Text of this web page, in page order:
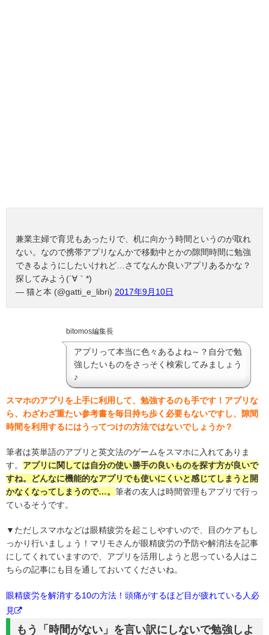
兼業主婦で育児もあったりで、机に向かう時間というのが取れ
ない。なので携帯アプリなんかで移動中とかの隙間時間に勉強
できるようにしたいけれど…さてなんか良いアプリあるかな？
探してみよう(´∀｀*)
— 猫と本 (@gatti_e_libri) 2017年9月10日
bitomos編集長
アプリって本当に色々あるよね～？自分で勉
強したいものをさっそく検索してみましょう
♪
スマホのアプリを上手に利用して、勉強するのも手です！アプリな
ら、わざわざ重たい参考書を毎日持ち歩く必要もないですし、隙間
時間を利用するにはうってつけの方法ではないでしょうか？
筆者は英単語のアプリと英文法のゲームをスマホに入れてありま
す。 アプリに関しては自分の使い勝手の良いものを探す方が良いで
すね。どんなに機能的なアプリでも使いにくいと感じてしまうと開
かなくなってしまうので…。 筆者の友人は時間管理もアプリで行っ
ているそうです。
▼ただしスマホなどは眼精疲労を起こしやすいので、目のケアもし
っかり行いましょう！マリモさんが眼精疲労の予防や解消法を記事
にしてくれていますので、アプリを活用しようと思っている人はこ
ちらの記事にも目を通しておいてくださいね。
眼精疲労を解消する10の方法！頭痛がするほど目が疲れている人必
見
もう「時間がない」を言い訳にしないで勉強しよ